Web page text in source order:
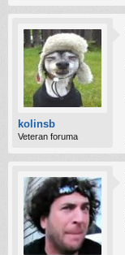
kolinsb
Veteran foruma